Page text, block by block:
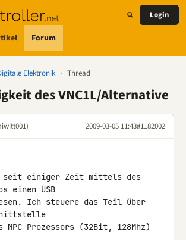
Forum
Login
Elektronik › Thread
des VNC1L/Alternative
2009-03-05 11:43#1182002
seit einiger Zeit mittels des
einen USB
Ich steuere das Teil über
Prozessors (32Bit, 128Mhz)